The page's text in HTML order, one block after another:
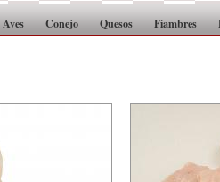
Aves Conejo Quesos Fiambres